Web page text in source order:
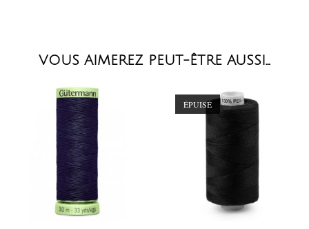
VOUS AIMEREZ PEUT-ÊTRE AUSSI…
ÉPUISÉ